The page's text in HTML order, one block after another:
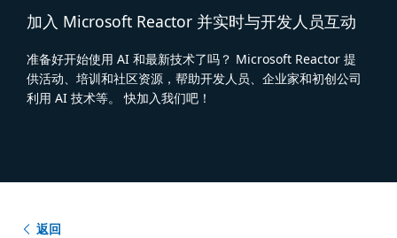
加入 Microsoft Reactor 并实时与开发人员互动
准备好开始使用 AI 和最新技术了吗？ Microsoft Reactor 提
供活动、培训和社区资源，帮助开发人员、企业家和初创公司
利用 AI 技术等。 快加入我们吧！
返回